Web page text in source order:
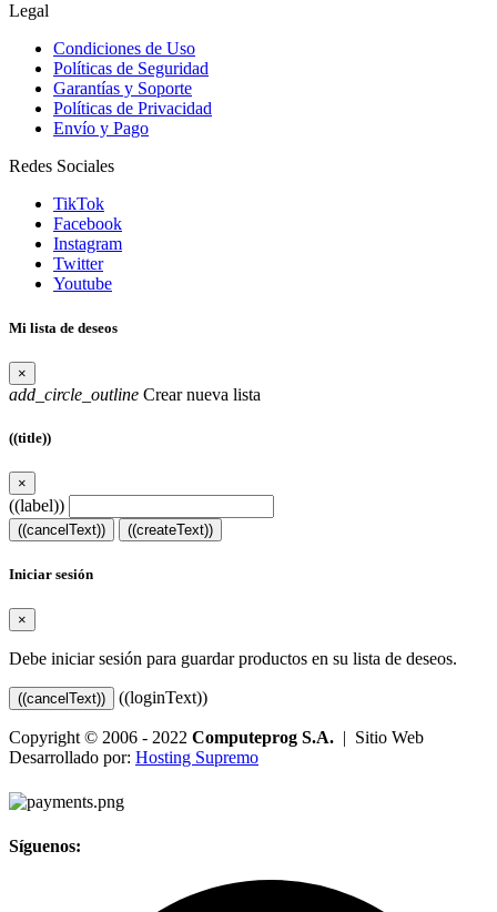
Legal
Condiciones de Uso
Políticas de Seguridad
Garantías y Soporte
Políticas de Privacidad
Envío y Pago
Redes Sociales
TikTok
Facebook
Instagram
Twitter
Youtube
Mi lista de deseos
×
add_circle_outline Crear nueva lista
((title))
×
((label))
((cancelText)) ((createText))
Iniciar sesión
×
Debe iniciar sesión para guardar productos en su lista de deseos.
((cancelText)) ((loginText))
Copyright © 2006 - 2022 Computeprog S.A. | Sitio Web
Desarrollado por: Hosting Supremo
Síguenos: